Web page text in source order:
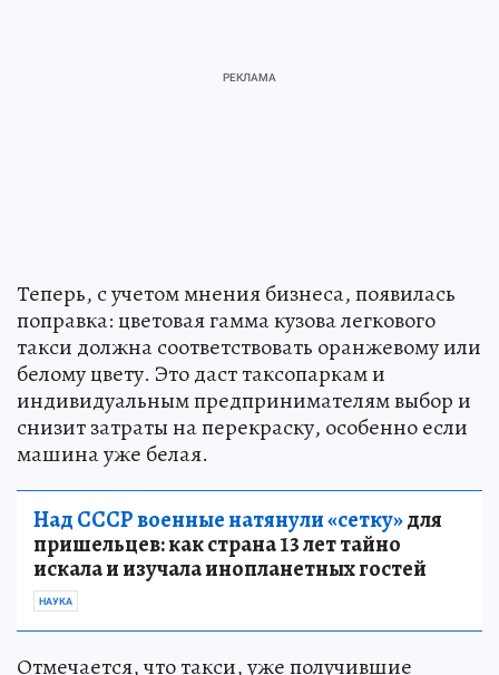
Теперь, с учетом мнения бизнеса, появилась
поправка: цветовая гамма кузова легкового
такси должна соответствовать оранжевому или
белому цвету. Это даст таксопаркам и
индивидуальным предпринимателям выбор и
снизит затраты на перекраску, особенно если
машина уже белая.
Над СССР военные натянули «сетку»для
пришельцев: как страна 13 лет тайно
искала и изучала инопланетных гостей
НАУКА
Отмечается, что такси, уже получившие